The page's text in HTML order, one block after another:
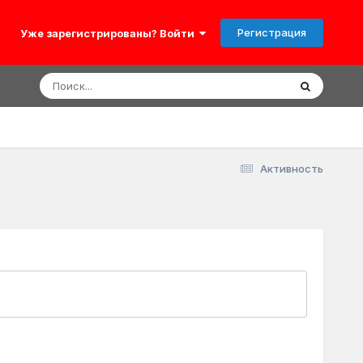
Уже зарегистрированы? Войти Регистрация
Активность